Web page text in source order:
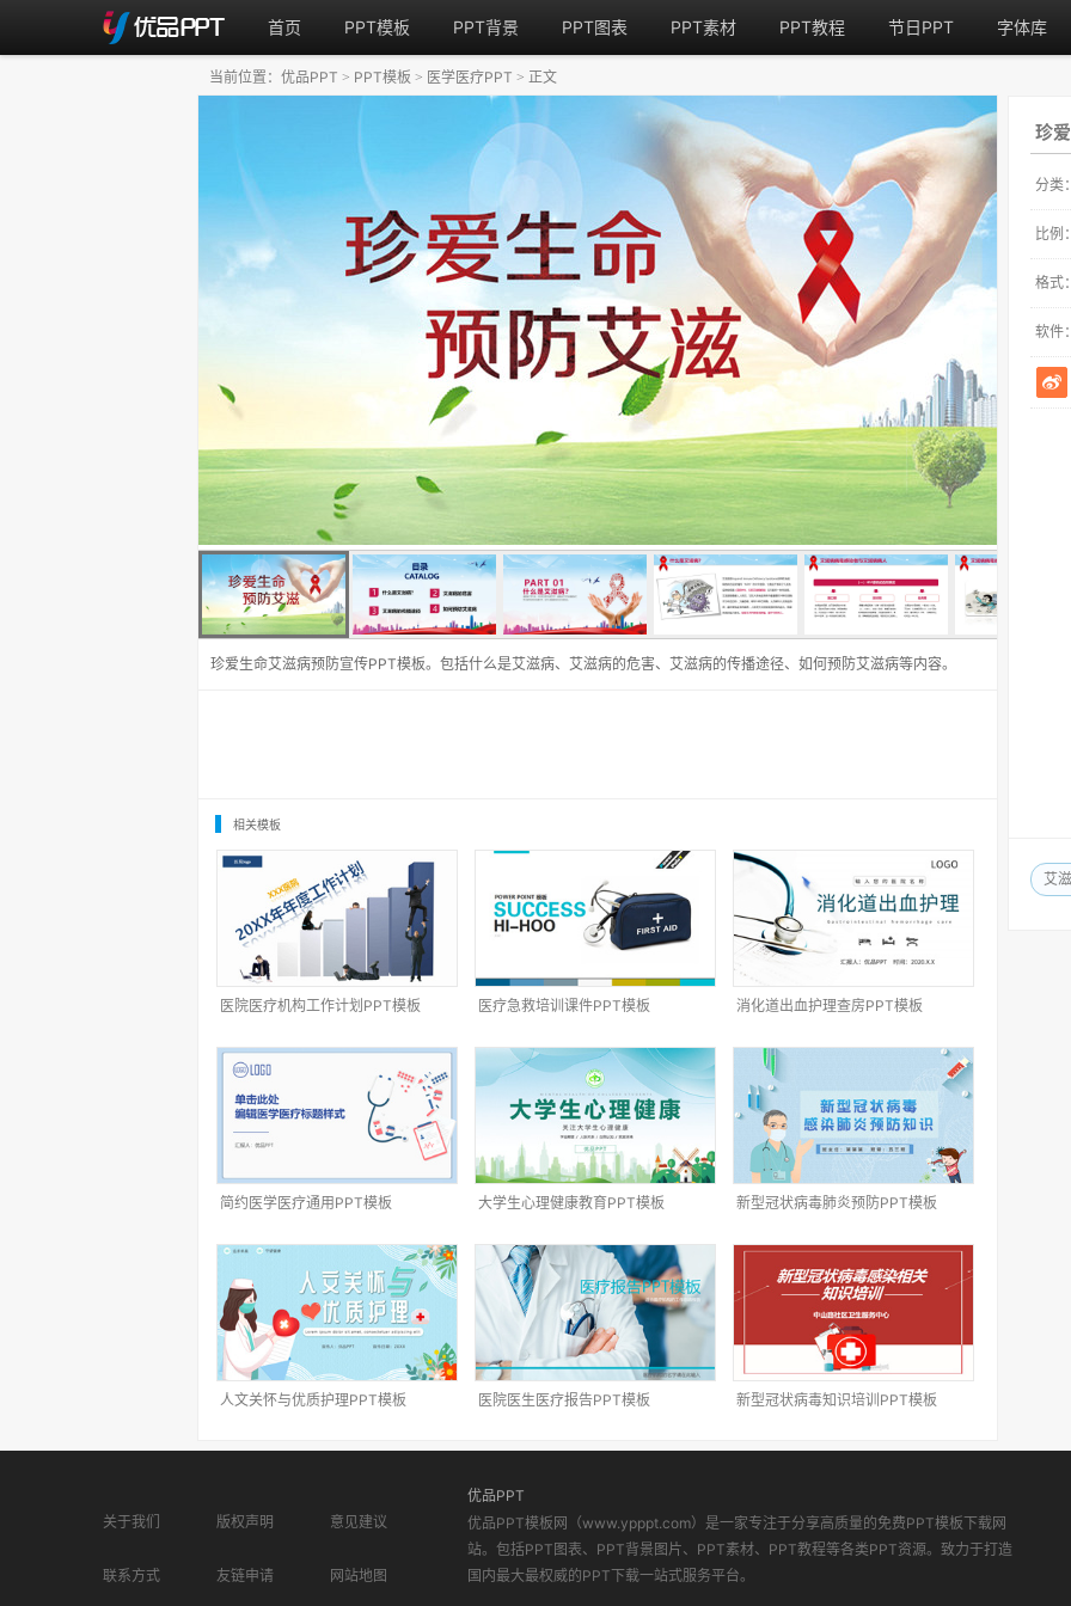
首页 PPT模板 PPT背景 PPT图表 PPT素材 PPT教程 节日PPT 字体库
珍
分类
比例
格式
软件
艾
珍爱生命艾滋病预防宣传PPT模板。包括什么是艾滋病、艾滋病的危害、艾滋病的传播途径、如何预防艾滋病等内容。
当前位置： 优品PPT > PPT模板 > 医学医疗PPT > 正文
相关模板
医院医疗机构工作计划PPT模板 医疗急救培训课件PPT模板 消化道出血护理查房PPT模板
简约医学医疗通用PPT模板 大学生心理健康教育PPT模板 新型冠状病毒肺炎预防PPT模板
人文关怀与优质护理PPT模板 医院医生医疗报告PPT模板 新型冠状病毒知识培训PPT模板
关于我们 版权声明 意见建议
联系方式 友链申请 网站地图
优品PPT
优品PPT模板网（www.ypppt.com）是一家专注于分享高质量的免费PPT模板下载网
站。包括PPT图表、PPT背景图片、PPT素材、PPT教程等各类PPT资源。致力于打造
国内最大最权威的PPT下载一站式服务平台。